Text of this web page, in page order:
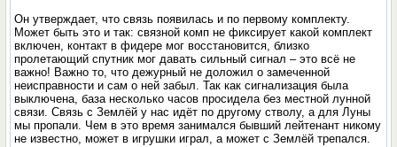
Он утверждает, что связь появилась и по первому комплекту.
Может быть это и так: связной комп не фиксирует какой комплект
включен, контакт в фидере мог восстановится, близко
пролетающий спутник мог давать сильный сигнал – это всё не
важно! Важно то, что дежурный не доложил о замеченной
неисправности и сам о ней забыл. Так как сигнализация была
выключена, база несколько часов просидела без местной лунной
связи. Связь с Землёй у нас идёт по другому стволу, а для Луны
мы пропали. Чем в это время занимался бывший лейтенант никому
не известно, может в игрушки играл, а может с Землёй трепался.